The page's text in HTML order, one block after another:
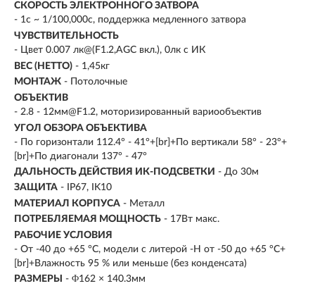
СКОРОСТЬ ЭЛЕКТРОННОГО ЗАТВОРА
- 1с ~ 1/100,000с, поддержка медленного затвора
ЧУВСТВИТЕЛЬНОСТЬ
- Цвет 0.007 лк@(F1.2,AGC вкл.), 0лк с ИК
ВЕС (НЕТТО) - 1,45кг
МОНТАЖ - Потолочные
ОБЪЕКТИВ
- 2.8 - 12мм@F1.2, моторизированный вариообъектив
УГОЛ ОБЗОРА ОБЪЕКТИВА
- По горизонтали 112.4° - 41°+[br]+По вертикали 58° - 23°+
[br]+По диагонали 137° - 47°
ДАЛЬНОСТЬ ДЕЙСТВИЯ ИК-ПОДСВЕТКИ - До 30м
ЗАЩИТА - IP67, IK10
МАТЕРИАЛ КОРПУСА - Металл
ПОТРЕБЛЯЕМАЯ МОЩНОСТЬ - 17Вт макс.
РАБОЧИЕ УСЛОВИЯ
- От -40 до +65 °C, модели с литерой -H от -50 до +65 °C+
[br]+Влажность 95 % или меньше (без конденсата)
РАЗМЕРЫ
- Φ162 × 140.3мм